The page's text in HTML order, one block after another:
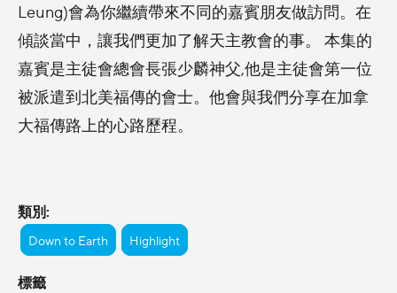
Leung)會為你繼續帶來不同的嘉賓朋友做訪問。在
傾談當中，讓我們更加了解天主教會的事。 本集的
嘉賓是主徒會總會長張少麟神父,他是主徒會第一位
被派遣到北美福傳的會士。他會與我們分享在加拿
大福傳路上的心路歷程。
類別:
Down to Earth Highlight
標籤